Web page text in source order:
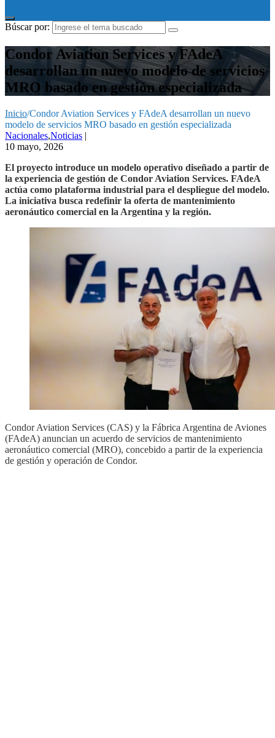
Búscar por:
Condor Aviation Services y FAdeA
desarrollan un nuevo modelo de servicios
MRO basado en gestión especializada
Inicio/Condor Aviation Services y FAdeA desarrollan un nuevo
modelo de servicios MRO basado en gestión especializada
Nacionales,Noticias |
10 mayo, 2026
El proyecto introduce un modelo operativo diseñado a partir de
la experiencia de gestión de Condor Aviation Services. FAdeA
actúa como plataforma industrial para el despliegue del modelo.
La iniciativa busca redefinir la oferta de mantenimiento
aeronáutico comercial en la Argentina y la región.
Condor Aviation Services (CAS) y la Fábrica Argentina de Aviones
(FAdeA) anuncian un acuerdo de servicios de mantenimiento
aeronáutico comercial (MRO), concebido a partir de la experiencia
de gestión y operación de Condor.